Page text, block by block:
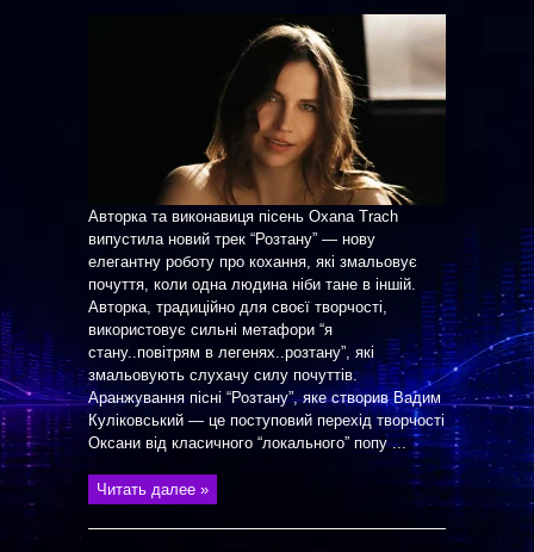
Авторка та виконавиця пісень Oxana Trach
випустила новий трек “Розтану” — нову
елегантну роботу про кохання, які змальовує
почуття, коли одна людина ніби тане в іншій.
Авторка, традиційно для своєї творчості,
використовує сильні метафори “я
стану..повітрям в легенях..розтану”, які
змальовують слухачу силу почуттів.
Аранжування пісні “Розтану”, яке створив Вадим
Куліковський — це поступовий перехід творчості
Оксани від класичного “локального” попу ...
Читать далее »